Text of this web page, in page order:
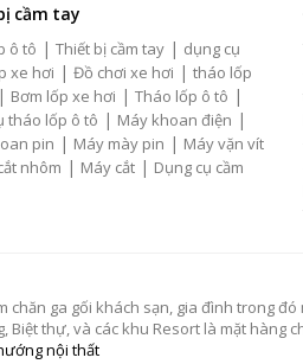
cầm tay
ô tô | Thiết bị cầm tay | dụng cụ
xe hơi | Đồ chơi xe hơi | tháo lốp
| Bơm lốp xe hơi | Tháo lốp ô tô |
tháo lốp ô tô | Máy khoan điện |
pin | Máy mày pin | Máy vặn vít
nhôm | Máy cắt | Dụng cụ cầm
chăn ga gối khách sạn, gia đình trong
Biệt thự, và các khu Resort là mặt hàng
nội thất